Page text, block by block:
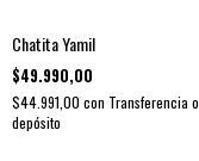
Chatita Yamil
$49.990,00
$44.991,00 con Transferencia o
depósito